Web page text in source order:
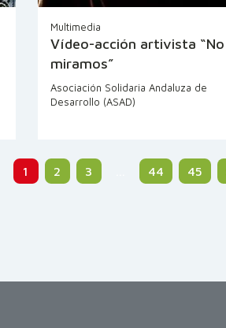
Multimedia
Vídeo-acción artivista “No
miramos”
Asociación Solidaria Andaluza de
Desarrollo (ASAD)
1 2 3 44 45